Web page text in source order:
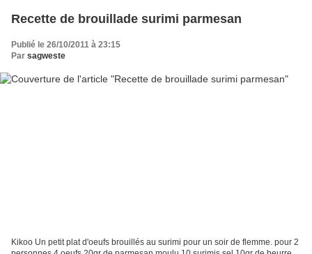
Recette de brouillade surimi parmesan
Publié le 26/10/2011 à 23:15
Par sagweste
Kikoo Un petit plat d'oeufs brouillés au surimi pour un soir de flemme. pour 2